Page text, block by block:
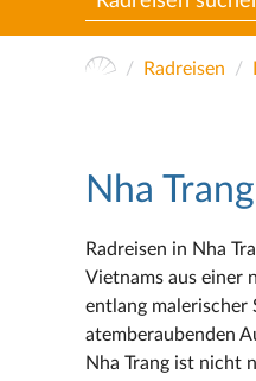
Radreisen
Nha Trang
Radreisen in Nha
Vietnams aus einer
entlang
atemberaubenden
Nha Trang ist nicht